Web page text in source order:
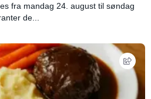
fra mandag 24. august til søndag
de...